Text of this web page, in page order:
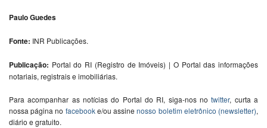
Paulo Guedes
Fonte: INR Publicações.
Publicação: Portal do RI (Registro de Imóveis) | O Portal das informações
notariais, registrais e imobiliárias.
Para acompanhar as notícias do Portal do RI, siga-nos notwitter, curta a
nossa página no facebooke/ou assinenosso boletim eletrônico (newsletter),
diário e gratuito.